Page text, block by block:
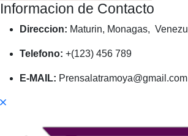
Informacion de Contacto
Direccion: Maturin, Monagas,
Telefono: +(123) 456 789
E-MAIL: Prensalatramoya@gmail.com